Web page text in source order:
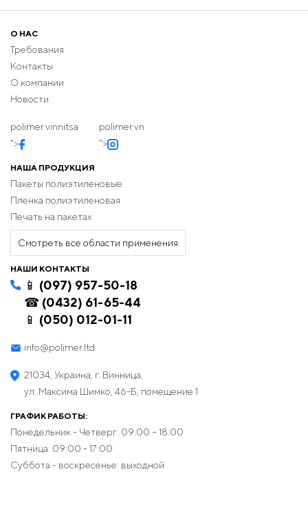
О НАС
Требования
Контакты
О компании
Новости
polimer.vinnitsa
">
polimer.vn
">
НАША ПРОДУКЦИЯ
Пакеты полиэтиленовые
Пленка полиэтиленовая
Печать на пакетах
Смотреть все области применения
НАШИ КОНТАКТЫ
📱 (097) 957-50-18
☎ (0432) 61-65-44
📱 (050) 012-01-11
info@polimer.ltd
21034, Украина, г. Винница,
ул. Максима Шимко, 46-Б, помещение 1
ГРАФИК РАБОТЫ:
Понедельник - Четверг: 09:00 − 18:00
Пятница: 09:00 - 17:00
Суббота - воскресенье: выходной